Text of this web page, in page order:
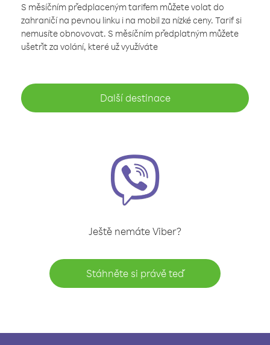
S měsíčním předplaceným tarifem můžete volat do
zahraničí na pevnou linku i na mobil za nízké ceny. Tarif si
nemusíte obnovovat. S měsíčním předplatným můžete
ušetřit za volání, které už využíváte
Další destinace
Ještě nemáte Viber?
Stáhněte si právě teď